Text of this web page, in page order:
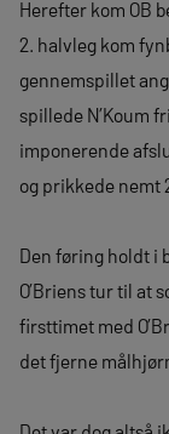
Herefter kom OB
2. halvleg kom
gennemspillet
spillede N’Koum
imponerende
og prikkede
Den føring holdt i
O’Briens tur til at
firsttimet med
det fjerne